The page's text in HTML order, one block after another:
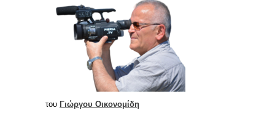
του Γιώργου Οικονομίδη